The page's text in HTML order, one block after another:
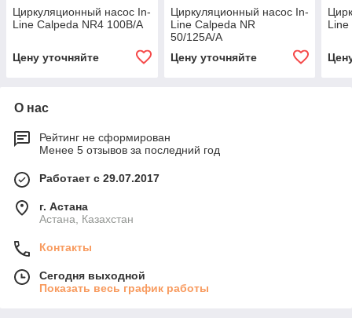
Циркуляционный насос In-
Line Calpeda NR4 100B/A
Цену уточняйте
Циркуляционный насос In-
Line Calpeda NR
50/125A/A
Цену уточняйте
Line
О нас
Рейтинг не сформирован
Менее 5 отзывов за последний год
Работает с 29.07.2017
г. Астана
Астана, Казахстан
Контакты
Сегодня выходной
Показать весь график работы